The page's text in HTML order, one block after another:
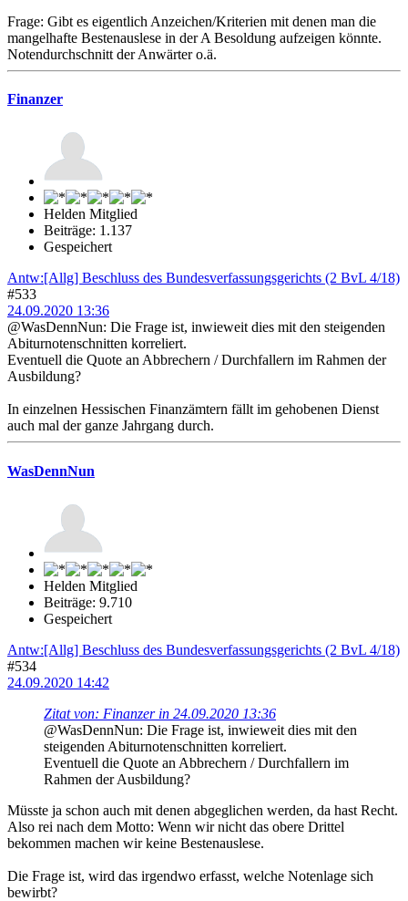
Frage: Gibt es eigentlich Anzeichen/Kriterien mit denen man die
mangelhafte Bestenauslese in der A Besoldung aufzeigen könnte.
Notendurchschnitt der Anwärter o.ä.
Finanzer
Helden Mitglied
Beiträge: 1.137
Gespeichert
Antw:[Allg] Beschluss des Bundesverfassungsgerichts (2 BvL 4/18)
#533
24.09.2020 13:36
@WasDennNun: Die Frage ist, inwieweit dies mit den steigenden
Abiturnotenschnitten korreliert.
Eventuell die Quote an Abbrechern / Durchfallern im Rahmen der
Ausbildung?
In einzelnen Hessischen Finanzämtern fällt im gehobenen Dienst
auch mal der ganze Jahrgang durch.
WasDennNun
Helden Mitglied
Beiträge: 9.710
Gespeichert
Antw:[Allg] Beschluss des Bundesverfassungsgerichts (2 BvL 4/18)
#534
24.09.2020 14:42
Zitat von: Finanzer in 24.09.2020 13:36
@WasDennNun: Die Frage ist, inwieweit dies mit den
steigenden Abiturnotenschnitten korreliert.
Eventuell die Quote an Abbrechern / Durchfallern im
Rahmen der Ausbildung?
Müsste ja schon auch mit denen abgeglichen werden, da hast Recht.
Also rei nach dem Motto: Wenn wir nicht das obere Drittel
bekommen machen wir keine Bestenauslese.
Die Frage ist, wird das irgendwo erfasst, welche Notenlage sich
bewirbt?